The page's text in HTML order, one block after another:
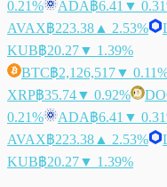
0.21%
ADA฿6.41 ▼
AVAX฿223.38 ▲ 2.53%
KUB฿20.27▼ 1.39%
BTC฿2,126,517▼
XRP฿35.74▼ 0.92%
0.21%
ADA฿6.41 ▼
AVAX฿223.38 ▲ 2.53%
KUB฿20.27▼ 1.39%